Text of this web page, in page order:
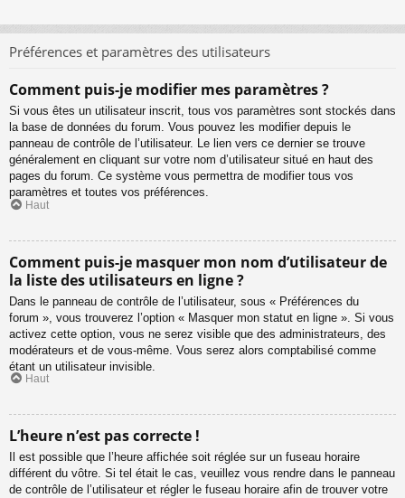
Préférences et paramètres des utilisateurs
Comment puis-je modifier mes paramètres ?
Si vous êtes un utilisateur inscrit, tous vos paramètres sont stockés dans
la base de données du forum. Vous pouvez les modifier depuis le
panneau de contrôle de l’utilisateur. Le lien vers ce dernier se trouve
généralement en cliquant sur votre nom d’utilisateur situé en haut des
pages du forum. Ce système vous permettra de modifier tous vos
paramètres et toutes vos préférences.
Haut
Comment puis-je masquer mon nom d’utilisateur de
la liste des utilisateurs en ligne ?
Dans le panneau de contrôle de l’utilisateur, sous « Préférences du
forum », vous trouverez l’option « Masquer mon statut en ligne ». Si vous
activez cette option, vous ne serez visible que des administrateurs, des
modérateurs et de vous-même. Vous serez alors comptabilisé comme
étant un utilisateur invisible.
Haut
L’heure n’est pas correcte !
Il est possible que l’heure affichée soit réglée sur un fuseau horaire
différent du vôtre. Si tel était le cas, veuillez vous rendre dans le panneau
de contrôle de l’utilisateur et régler le fuseau horaire afin de trouver votre